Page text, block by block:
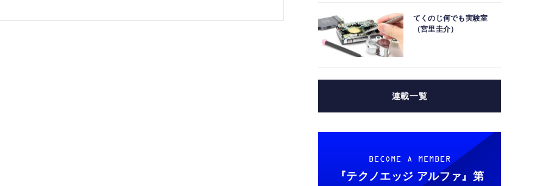
てくのじ何でも実験室
（宮里圭介）
連載一覧
BECOME A MEMBER
『テクノエッジ アルファ』 第